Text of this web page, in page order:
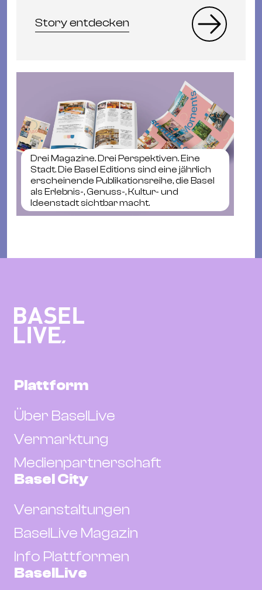
Story entdecken
Drei Magazine. Drei Perspektiven. Eine
Stadt. Die Basel Editions sind eine jährlich
erscheinende Publikationsreihe, die Basel
als Erlebnis-, Genuss-, Kultur- und
Ideenstadt sichtbar macht.
Plattform
Über BaselLive
Vermarktung
Medienpartnerschaft
Basel City
Veranstaltungen
BaselLive Magazin
Info Plattformen
BaselLive